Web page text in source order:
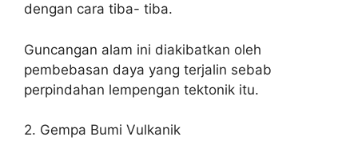
dengan cara tiba- tiba.
Guncangan alam ini diakibatkan oleh
pembebasan daya yang terjalin sebab
perpindahan lempengan tektonik itu.
2. Gempa Bumi Vulkanik